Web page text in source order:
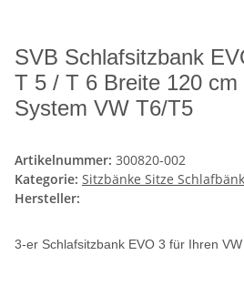
SVB Schlafsitzbank
T 5 / T 6 Breite 120
System VW T6/T5
Artikelnummer: 300820-002
Kategorie: Sitzbänke Sitze
Hersteller:
3-er Schlafsitzbank EVO 3 für Ihren